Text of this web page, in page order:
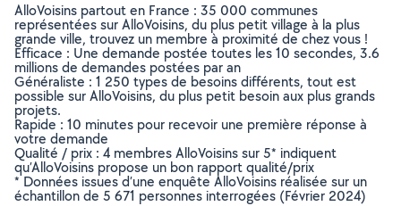
AlloVoisins partout en France : 35 000 communes
représentées sur AlloVoisins, du plus petit village à la plus
grande ville, trouvez un membre à proximité de chez vous !
Efficace : Une demande postée toutes les 10 secondes, 3.6
millions de demandes postées par an
Généraliste : 1 250 types de besoins différents, tout est
possible sur AlloVoisins, du plus petit besoin aux plus grands
projets.
Rapide : 10 minutes pour recevoir une première réponse à
votre demande
Qualité / prix : 4 membres AlloVoisins sur 5* indiquent
qu’AlloVoisins propose un bon rapport qualité/prix
* Données issues d’une enquête AlloVoisins réalisée sur un
échantillon de 5 671 personnes interrogées (Février 2024)